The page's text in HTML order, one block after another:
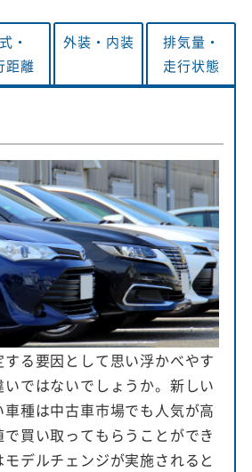
・
距離
外装・ 内装
排気量・
走行状態
る要因として思い浮かべやす
ではないでしょうか。新しい
種は中古車市場でも人気が高
買い取ってもらうことができ
デルチェンジが実施されると